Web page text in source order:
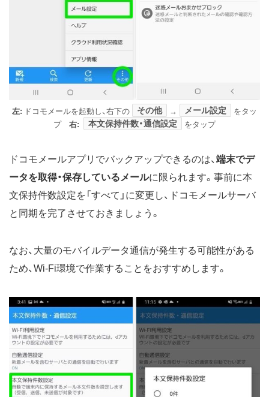
左: ドコモメールを起動し、右下の その他 → メール設定
をタッ
プ
右: 本文保持件数・通信設定 をタップ
ドコモメールアプリでバックアップできるのは、 端末でデ
ータを取得・保存しているメールに限られます。事前に本
文保持件数設定を「すべて」に変更し、ドコモメールサーバ
と同期を完了させておきましょう。
なお、大量のモバイルデータ通信が発生する可能性がある
ため、Wi-Fi環境で作業することをおすすめします。